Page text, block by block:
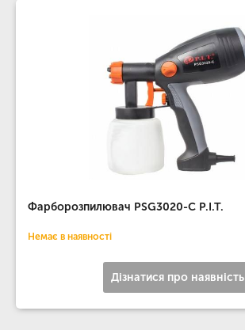
Фарборозпилювач PSG3020-C P.I.T.
Немає в наявності
Дізнатися про наявність